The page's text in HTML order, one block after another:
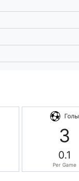
Голы
3
0.1
Per Game